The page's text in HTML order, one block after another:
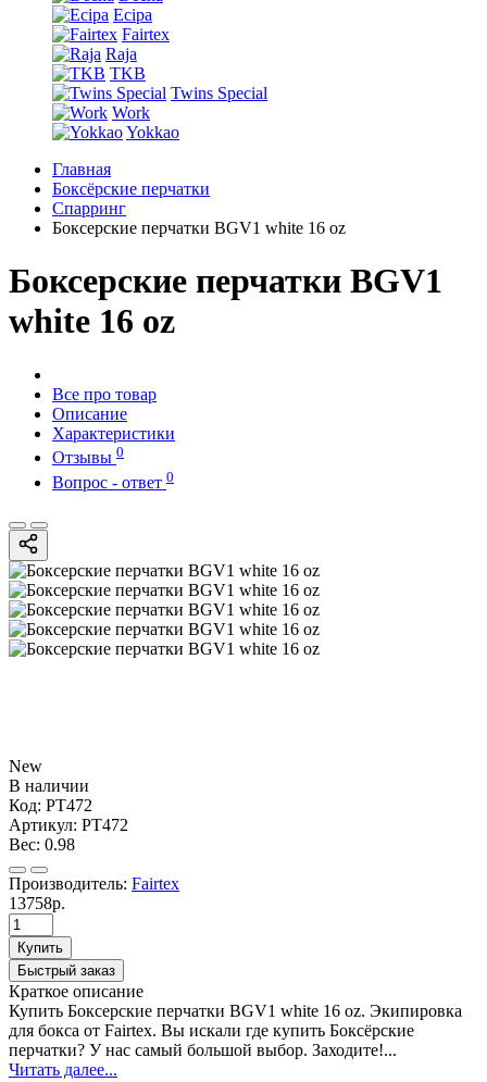
Ecipa
Fairtex
Raja
TKB
Twins Special
Work
Yokkao
Главная
Боксёрские перчатки
Спарринг
Боксерские перчатки BGV1 white 16 oz
Боксерские перчатки BGV1
white 16 oz
Все про товар
Описание
Характеристики
Отзывы 0
Вопрос - ответ 0
New
В наличии
Код: PT472
Артикул: PT472
Вес: 0.98
Производитель: Fairtex
13758р.
Купить
Быстрый заказ
Краткое описание
Купить Боксерские перчатки BGV1 white 16 oz. Экипировка
для бокса от Fairtex. Вы искали где купить Боксёрские
перчатки? У нас самый большой выбор. Заходите!...
Читать далее...